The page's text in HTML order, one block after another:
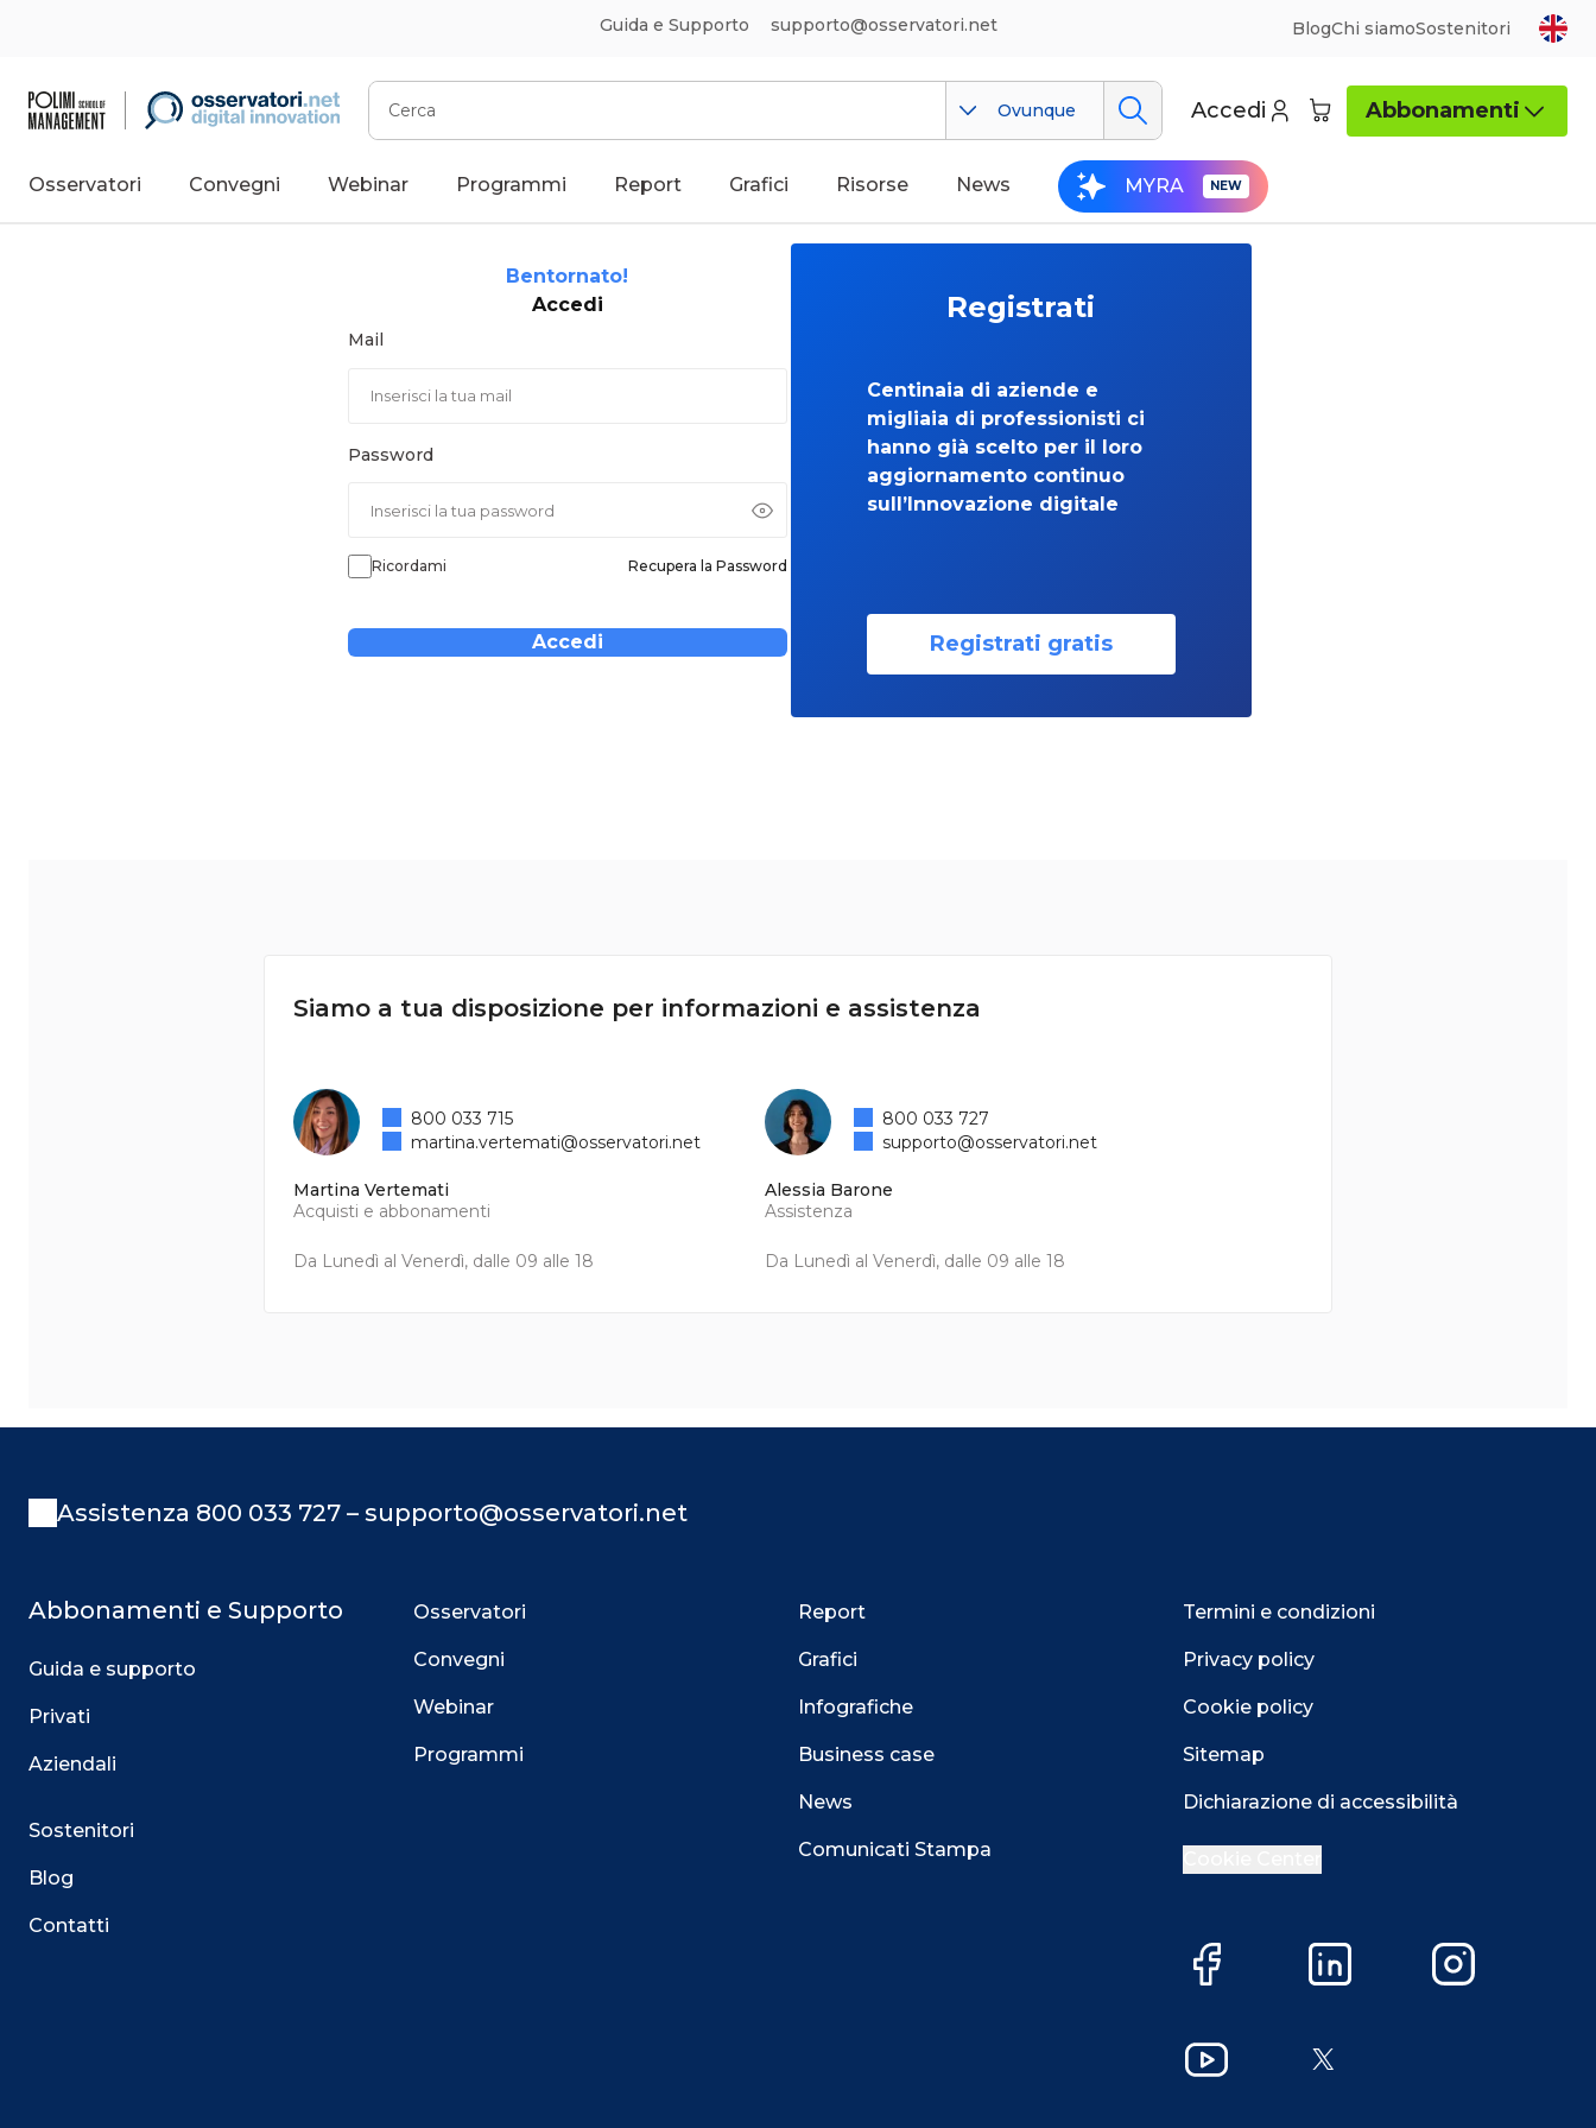
Guida e Supporto supporto@osservatori.net BlogChi siamoSostenitori
Cerca
Ovunque Accedi Abbonamenti
Osservatori Convegni Webinar Programmi Report Grafici Risorse News MYRA
Bentornato!
Accedi
Mail
Password
Ricordami Recupera la Password
Accedi
Registrati
Centinaia di aziende e
migliaia di professionisti ci
hanno già scelto per il loro
aggiornamento continuo
sull’Innovazione digitale
Registrati gratis
Siamo a tua disposizione per informazioni e assistenza
Martina Vertemati
Acquisti e abbonamenti
Da Lunedì al Venerdì, dalle 09 alle 18
800 033 715
martina.vertemati@osservatori.net
Alessia Barone
Assistenza
Da Lunedì al Venerdì, dalle 09 alle 18
800 033 727
supporto@osservatori.net
Assistenza 800 033 727 – supporto@osservatori.net
Abbonamenti e Supporto
Guida e supporto
Privati
Aziendali
Sostenitori
Blog
Contatti
Osservatori
Convegni
Webinar
Programmi
Report
Grafici
Infografiche
Business case
News
Comunicati Stampa
Termini e condizioni
Privacy policy
Cookie policy
Sitemap
Dichiarazione di accessibilità
Facebook LinkedIn Instagram
YouTube X
Accetta Più opzioni